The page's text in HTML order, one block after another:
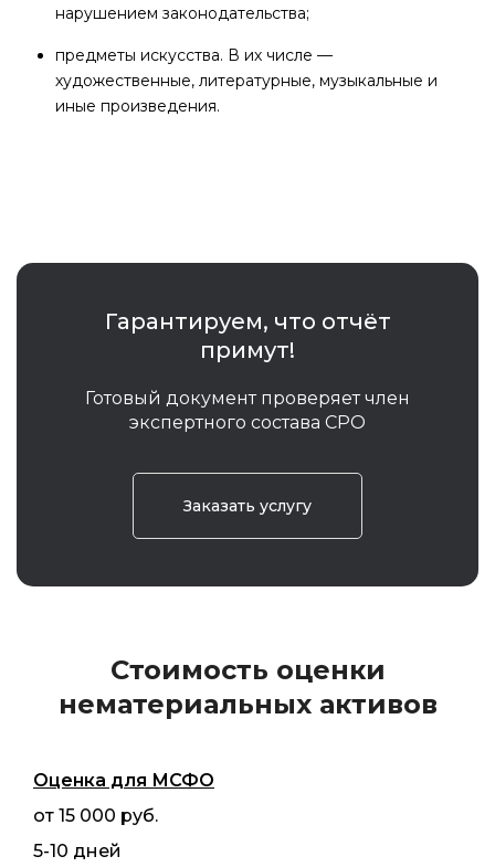
нарушением законодательства;
предметы искусства. В их числе —
художественные, литературные, музыкальные и
иные произведения.
Гарантируем, что отчёт
примут!
Готовый документ проверяет член
экспертного состава СРО
Заказать услугу
Стоимость оценки
нематериальных активов
Оценка для МСФО
от 15 000 руб.
5-10 дней